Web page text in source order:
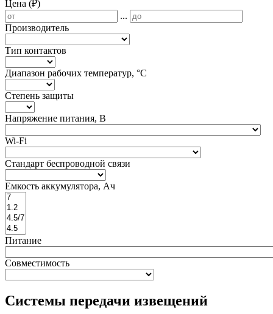
Цена (₽)
...
Производитель
Тип контактов
Диапазон рабочих температур, °С
Степень защиты
Напряжение питания, В
Wi-Fi
Стандарт беспроводной связи
Емкость аккумулятора, Ач
Питание
Совместимость
Системы передачи извещений